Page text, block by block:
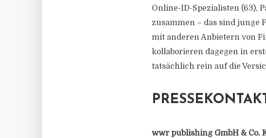
Online-ID-Spezialisten (63),
zusammen – das sind junge
mit anderen Anbietern von
kollaborieren dagegen in
tatsächlich rein auf die
wwr publishing GmbH & Co.